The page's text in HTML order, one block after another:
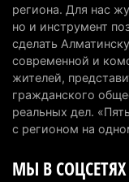
Партия
университеты в
рабочих мест
4 августа 2026 г.
В Алматинской
председателя
региона. Для нас
но и инструмент
сделать
современной и
жителей,
гражданского
реальных дел.
с регионом на
МЫ В СОЦСЕТЯХ